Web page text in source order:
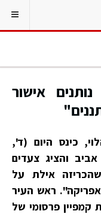
אישור
כינס היום (ד',
אביב והציג צעדים
אילת על
ראש העיר
קמפיין פרסומי של